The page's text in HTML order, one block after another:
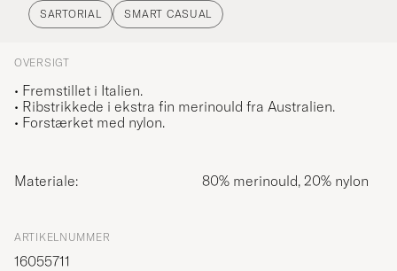
SARTORIAL SMART CASUAL
OVERSIGT
• Fremstillet i Italien.
• Ribstrikkede i ekstra fin merinould fra Australien.
• Forstærket med nylon.
Materiale: 80% merinould, 20% nylon
ARTIKELNUMMER
16055711